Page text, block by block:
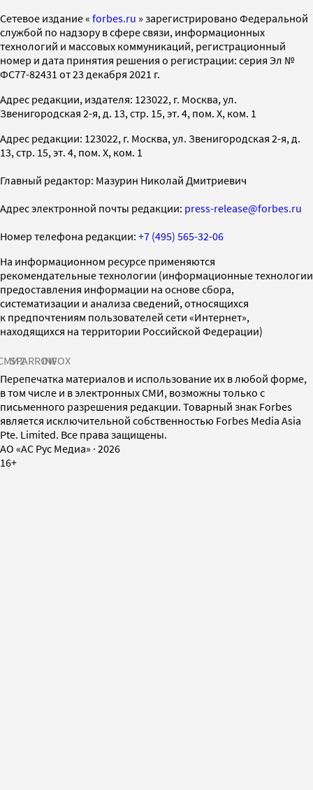
Cетевое издание « forbes.ru » зарегистрировано Федеральной
службой по надзору в сфере связи, информационных
технологий и массовых коммуникаций, регистрационный
номер и дата принятия решения о регистрации: серия Эл №
ФС77-82431 от 23 декабря 2021 г.
Адрес редакции, издателя: 123022, г. Москва, ул.
Звенигородская 2-я, д. 13, стр. 15, эт. 4, пом. X, ком. 1
Адрес редакции: 123022, г. Москва, ул. Звенигородская 2-я, д.
13, стр. 15, эт. 4, пом. X, ком. 1
Главный редактор: Мазурин Николай Дмитриевич
Адрес электронной почты редакции: press-release@forbes.ru
Номер телефона редакции: +7 (495) 565-32-06
На информационном ресурсе применяются
рекомендательные технологии (информационные технологии
предоставления информации на основе сбора,
систематизации и анализа сведений, относящихся
к предпочтениям пользователей сети «Интернет»,
находящихся на территории Российской Федерации)
SPARROWINFOX
Перепечатка материалов и использование их в любой форме,
в том числе и в электронных СМИ, возможны только с
письменного разрешения редакции. Товарный знак Forbes
является исключительной собственностью Forbes Media Asia
Pte. Limited. Все права защищены.
AO «АС Рус Медиа» · 2026
16+